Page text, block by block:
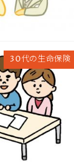
30代の生命保険